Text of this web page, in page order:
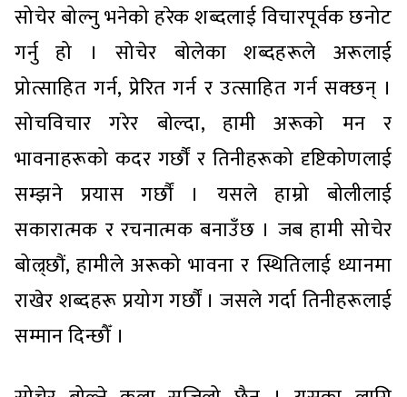
सोचेर बोल्नु भनेको हरेक शब्दलाई विचारपूर्वक छनोट
गर्नु हो । सोचेर बोलेका शब्दहरूले अरूलाई
प्रोत्साहित गर्न, प्रेरित गर्न र उत्साहित गर्न सक्छन् ।
सोचविचार गरेर बोल्दा, हामी अरूको मन र
भावनाहरूको कदर गर्छौं र तिनीहरूको दृष्टिकोणलाई
सम्झने प्रयास गर्छौं । यसले हाम्रो बोलीलाई
सकारात्मक र रचनात्मक बनाउँछ । जब हामी सोचेर
बोल्र्छौं, हामीले अरूको भावना र स्थितिलाई ध्यानमा
राखेर शब्दहरू प्रयोग गर्छौं । जसले गर्दा तिनीहरूलाई
सम्मान दिन्छौँ ।